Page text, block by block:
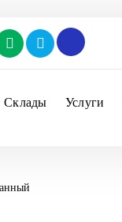
Склады Услуги